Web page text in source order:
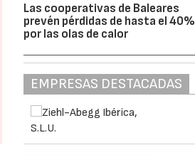
Las cooperativas de Baleares
prevén pérdidas de hasta el 40%
por las olas de calor
EMPRESAS DESTACADAS